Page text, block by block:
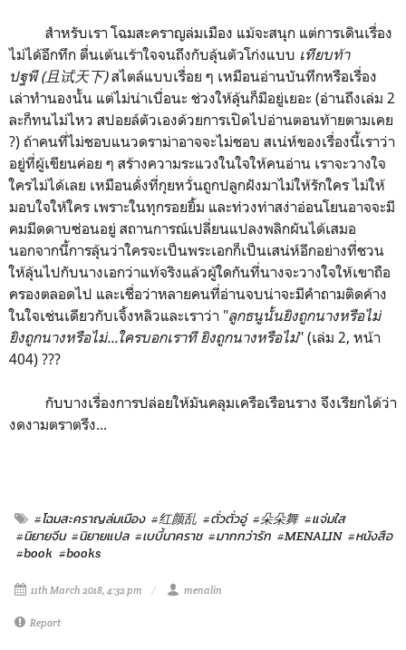
สำหรับเรา โฉมสะคราญล่มเมือง แม้จะสนุก แต่การเดินเรื่อง
ไม่ได้อึกทึก ตื่นเต้นเร้าใจจนถึงกับลุ้นตัวโก่งแบบ เทียบท้า
ปฐพี (且试天下)สไตล์แบบเรื่อย ๆ เหมือนอ่านบันทึกหรือเรื่อง
เล่าทำนองนั้น แต่ไม่น่าเบื่อนะ ช่วงให้ลุ้นก็มีอยู่เยอะ (อ่านถึงเล่ม 2
ละก็ทนไม่ไหว สปอยล์ตัวเองด้วยการเปิดไปอ่านตอนท้ายตามเคย
?) ถ้าคนที่ไม่ชอบแนวดราม่าอาจจะไม่ชอบ สเน่ห์ของเรื่องนี้เราว่า
อยู่ที่ผู้เขียนค่อย ๆ สร้างความระแวงในใจให้คนอ่าน เราจะวางใจ
ใครไม่ได้เลย เหมือนดั่งที่กุยหวั่นถูกปลูกฝังมาไม่ให้รักใคร ไม่ให้
มอบใจให้ใคร เพราะในทุกรอยยิ้ม และท่วงท่าสง่าอ่อนโยนอาจจะมี
คมมีดดาบซ่อนอยู่ สถานการณ์เปลี่ยนแปลงพลิกผันได้เสมอ
นอกจากนี้การลุ้นว่าใครจะเป็นพระเอกก็เป็นเสน่ห์อีกอย่างที่ชวน
ให้ลุ้นไปกับนางเอกว่าแท้จริงแล้วผู้ใดกันที่นางจะวางใจให้เขาถือ
ครองตลอดไป และเชื่อว่าหลายคนที่อ่านจบน่าจะมีคำถามติดค้าง
ในใจเช่นเดียวกับเจิ้งหลิวและเราว่า "ลูกธนูนั้นยิงถูกนางหรือไม่
ยิงถูกนางหรือไม่...ใครบอกเราที ยิงถูกนางหรือไม่" (เล่ม 2, หน้า
404) ???
กับบางเรื่องการปล่อยให้มันคลุมเครือเรือนราง จึงเรียกได้ว่า
งดงามตราตรึง...
#โฉมสะคราญล่มเมือง #红颜乱 #ตั่วตั่วอู่ #朵朵舞 #แจ่มใส
#นิยายจีน #นิยายแปล #เบบี้นาคราช #มากกว่ารัก #MENALIN #หนังสือ
#book #books
11th March 2018, 4:32 pm menalin
Report